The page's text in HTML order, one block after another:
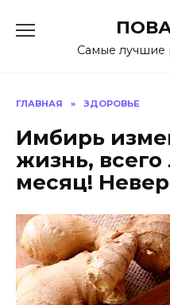
содержаниюСамые лучшие
ГЛАВНАЯ » ЗДОРОВЬЕ
Имбирь
жизнь,
месяц!